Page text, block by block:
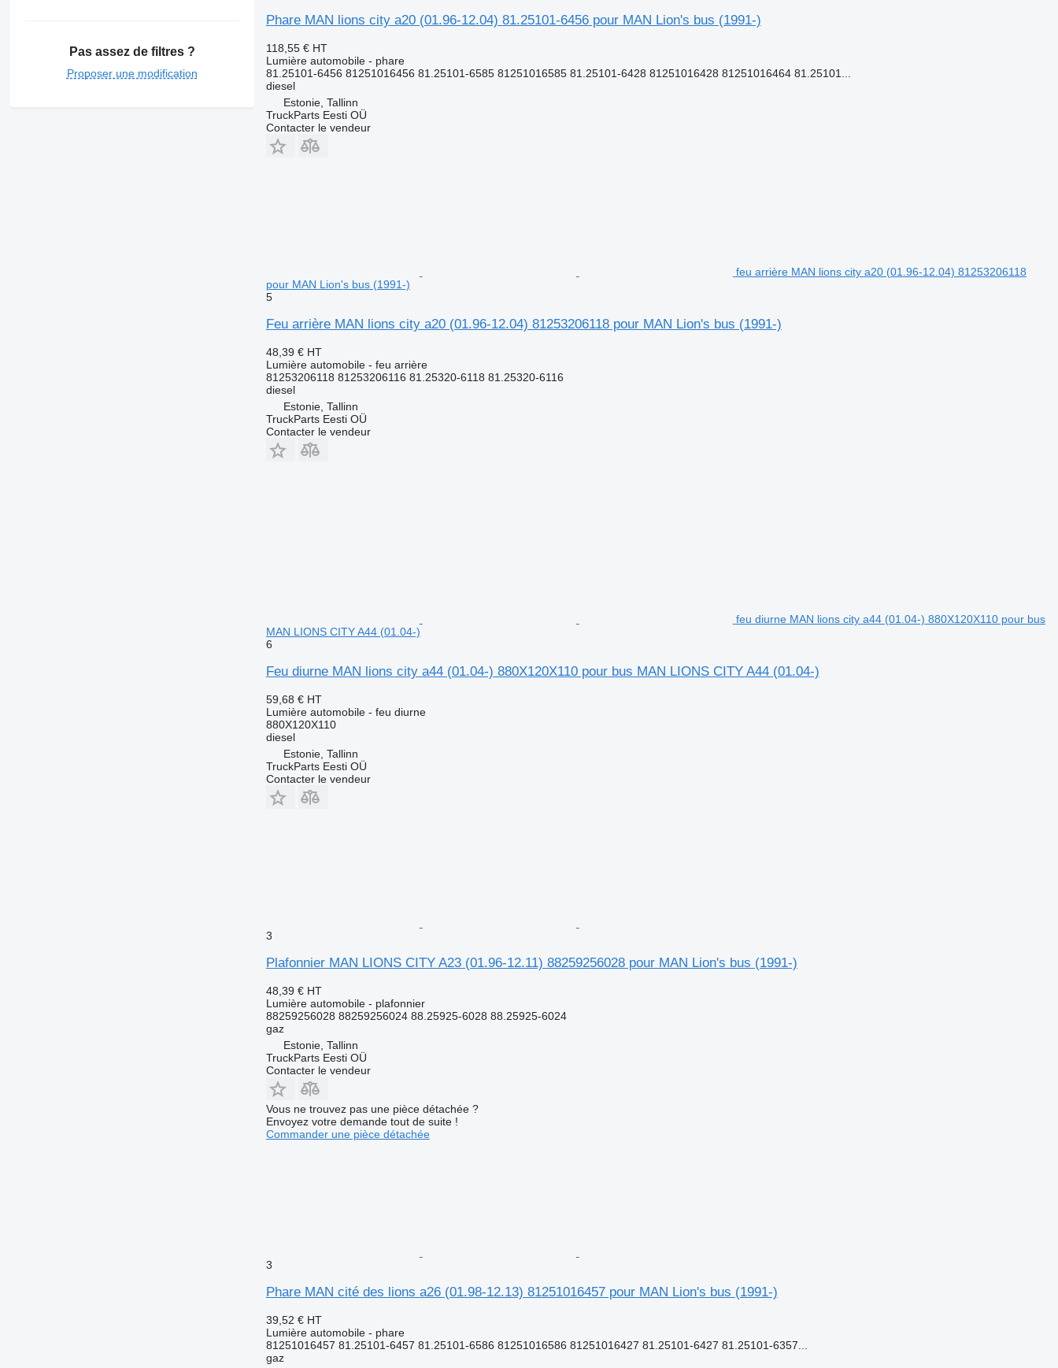
Pas assez de filtres ?
Proposer une modification
Phare MAN lions city a20 (01.96-12.04) 81.25101-6456 pour MAN Lion's bus (1991-)
118,55 € HT
Lumière automobile - phare
81.25101-6456 81251016456 81.25101-6585 81251016585 81.25101-6428 81251016428 81251016464 81.25101...
diesel
Estonie, Tallinn
TruckParts Eesti OÜ
Contacter le vendeur
feu arrière MAN lions city a20 (01.96-12.04) 81253206118
pour MAN Lion's bus (1991-)
5
Feu arrière MAN lions city a20 (01.96-12.04) 81253206118 pour MAN Lion's bus (1991-)
48,39 € HT
Lumière automobile - feu arrière
81253206118 81253206116 81.25320-6118 81.25320-6116
diesel
Estonie, Tallinn
TruckParts Eesti OÜ
Contacter le vendeur
feu diurne MAN lions city a44 (01.04-) 880X120X110 pour bus
MAN LIONS CITY A44 (01.04-)
6
Feu diurne MAN lions city a44 (01.04-) 880X120X110 pour bus MAN LIONS CITY A44 (01.04-)
59,68 € HT
Lumière automobile - feu diurne
880X120X110
diesel
Estonie, Tallinn
TruckParts Eesti OÜ
Contacter le vendeur
3
Plafonnier MAN LIONS CITY A23 (01.96-12.11) 88259256028 pour MAN Lion's bus (1991-)
48,39 € HT
Lumière automobile - plafonnier
88259256028 88259256024 88.25925-6028 88.25925-6024
gaz
Estonie, Tallinn
TruckParts Eesti OÜ
Contacter le vendeur
Vous ne trouvez pas une pièce détachée ?
Envoyez votre demande tout de suite !
Commander une pièce détachée
3
Phare MAN cité des lions a26 (01.98-12.13) 81251016457 pour MAN Lion's bus (1991-)
39,52 € HT
Lumière automobile - phare
81251016457 81.25101-6457 81.25101-6586 81251016586 81251016427 81.25101-6427 81.25101-6357...
gaz